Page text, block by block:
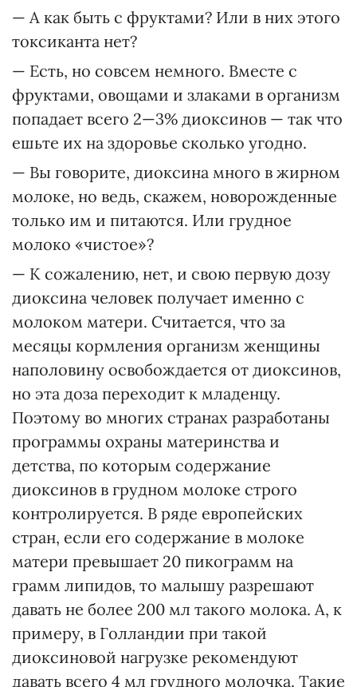
— А как быть с фруктами? Или в них этого
токсиканта нет?
— Есть, но совсем немного. Вместе с
фруктами, овощами и злаками в организм
попадает всего 2—3% диоксинов — так что
ешьте их на здоровье сколько угодно.
— Вы говорите, диоксина много в жирном
молоке, но ведь, скажем, новорожденные
только им и питаются. Или грудное
молоко «чистое»?
— К сожалению, нет, и свою первую дозу
диоксина человек получает именно с
молоком матери. Считается, что за
месяцы кормления организм женщины
наполовину освобождается от диоксинов,
но эта доза переходит к младенцу.
Поэтому во многих странах разработаны
программы охраны материнства и
детства, по которым содержание
диоксинов в грудном молоке строго
контролируется. В ряде европейских
стран, если его содержание в молоке
матери превышает 20 пикограмм на
грамм липидов, то малышу разрешают
давать не более 200 мл такого молока. А, к
примеру, в Голландии при такой
диоксиновой нагрузке рекомендуют
давать всего 4 мл грудного молочка. Такие